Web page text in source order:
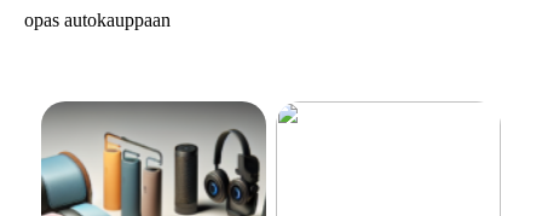
opas autokauppaan